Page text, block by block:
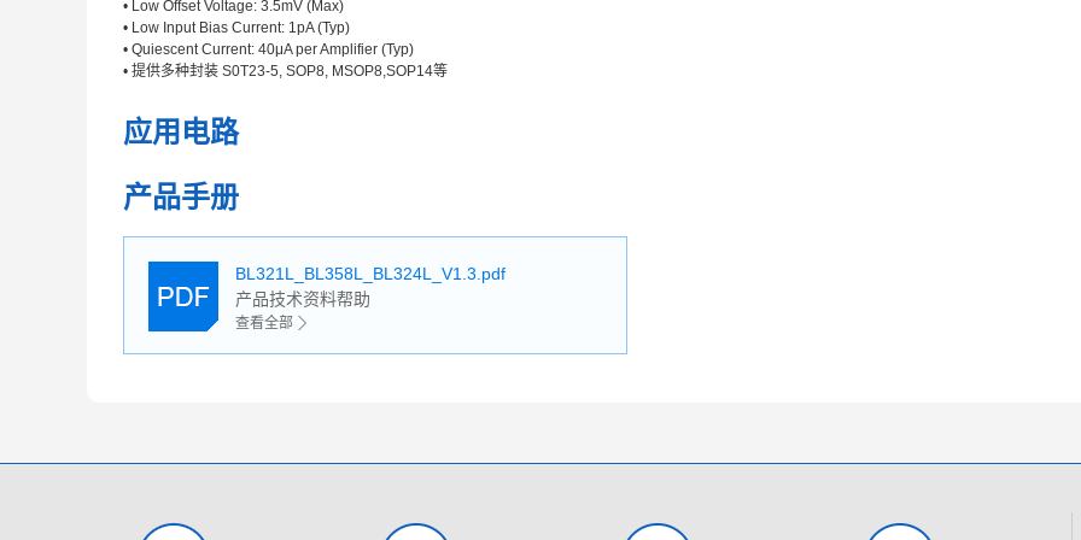
• Low Offset Voltage: 3.5mV (Max)
• Low Input Bias Current: 1pA (Typ)
• Quiescent Current: 40μA per Amplifier (Typ)
• 提供多种封装 S0T23-5, SOP8, MSOP8,SOP14等
应用电路
产品手册
BL321L_BL358L_BL324L_V1.3.pdf
产品技术资料帮助
查看全部